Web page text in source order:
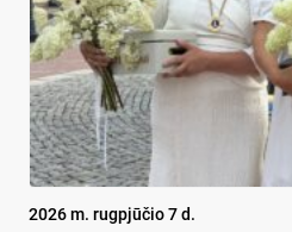
2026 m. rugpjūčio 7 d.